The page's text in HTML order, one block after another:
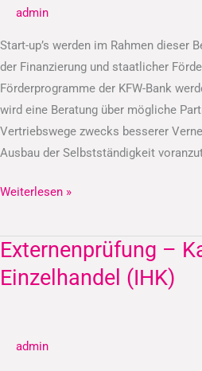
admin
Start-up’s werden im Rahmen dieser
der Finanzierung und staatlicher
Förderprogramme der KFW-Bank
wird eine Beratung über mögliche
Vertriebswege zwecks besserer
Ausbau der Selbstständigkeit
Weiterlesen »
Externenprüfung –
Einzelhandel (IHK)
admin
Externenprüfung
–
Kaufleute
(IHK)